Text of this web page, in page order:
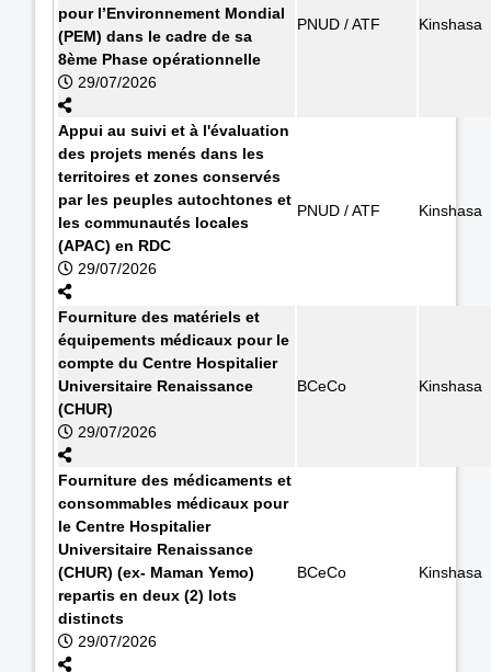
pour l’Environnement Mondial
(PEM) dans le cadre de sa
8ème Phase opérationnelle
29/07/2026
PNUD / ATF Kinshasa
Appui au suivi et à l'évaluation
des projets menés dans les
territoires et zones conservés
par les peuples autochtones et
les communautés locales
(APAC) en RDC
29/07/2026
PNUD / ATF Kinshasa
Fourniture des matériels et
équipements médicaux pour le
compte du Centre Hospitalier
Universitaire Renaissance
(CHUR)
29/07/2026
BCeCo Kinshasa
Fourniture des médicaments et
consommables médicaux pour
le Centre Hospitalier
Universitaire Renaissance
(CHUR) (ex- Maman Yemo)
repartis en deux (2) lots
distincts
29/07/2026
BCeCo Kinshasa